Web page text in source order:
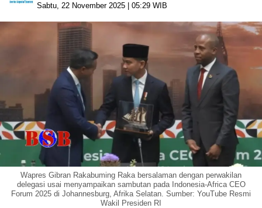
Sabtu, 22 November 2025 | 05:29 WIB
Wapres Gibran Rakabuming Raka bersalaman dengan perwakilan
delegasi usai menyampaikan sambutan pada Indonesia-Africa CEO
Forum 2025 di Johannesburg, Afrika Selatan. Sumber: YouTube Resmi
Wakil Presiden RI